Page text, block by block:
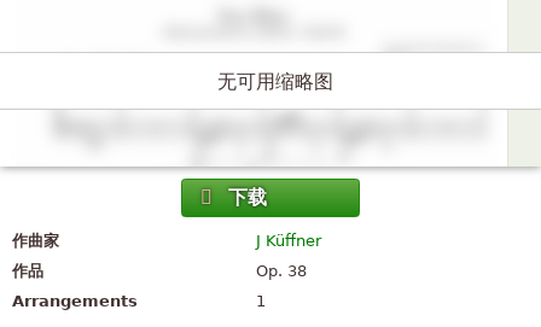
无可用缩略图
下载
作曲家
J Küffner
作品
Op. 38
Arrangements
1